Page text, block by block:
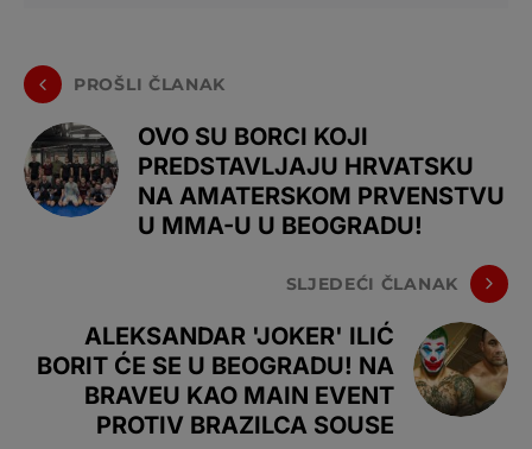
PROŠLI ČLANAK
OVO SU BORCI KOJI
PREDSTAVLJAJU HRVATSKU
NA AMATERSKOM PRVENSTVU
U MMA-U U BEOGRADU!
SLJEDEĆI ČLANAK
ALEKSANDAR 'JOKER' ILIĆ
BORIT ĆE SE U BEOGRADU! NA
BRAVEU KAO MAIN EVENT
PROTIV BRAZILCA SOUSE